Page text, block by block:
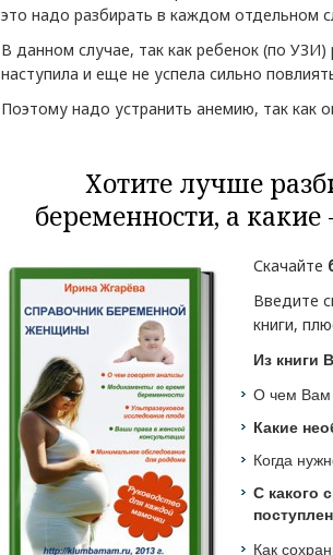
это надо разбирать в каждом отдельном
В данном случае, так как ребенок (по
наступила и еще не успела сильно
Поэтому надо устранить анемию, так как
Хотите лучше
беременности, а
Скачайте
Введите
книги,
Из книги
О чем Вам
Какие
Когда
С какого
Как